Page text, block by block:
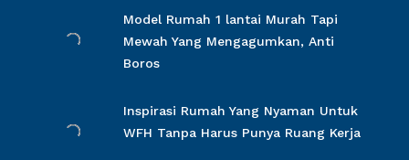
Model Rumah 1 lantai Murah Tapi
Mewah Yang Mengagumkan, Anti
Boros
Inspirasi Rumah Yang Nyaman Untuk
WFH Tanpa Harus Punya Ruang Kerja